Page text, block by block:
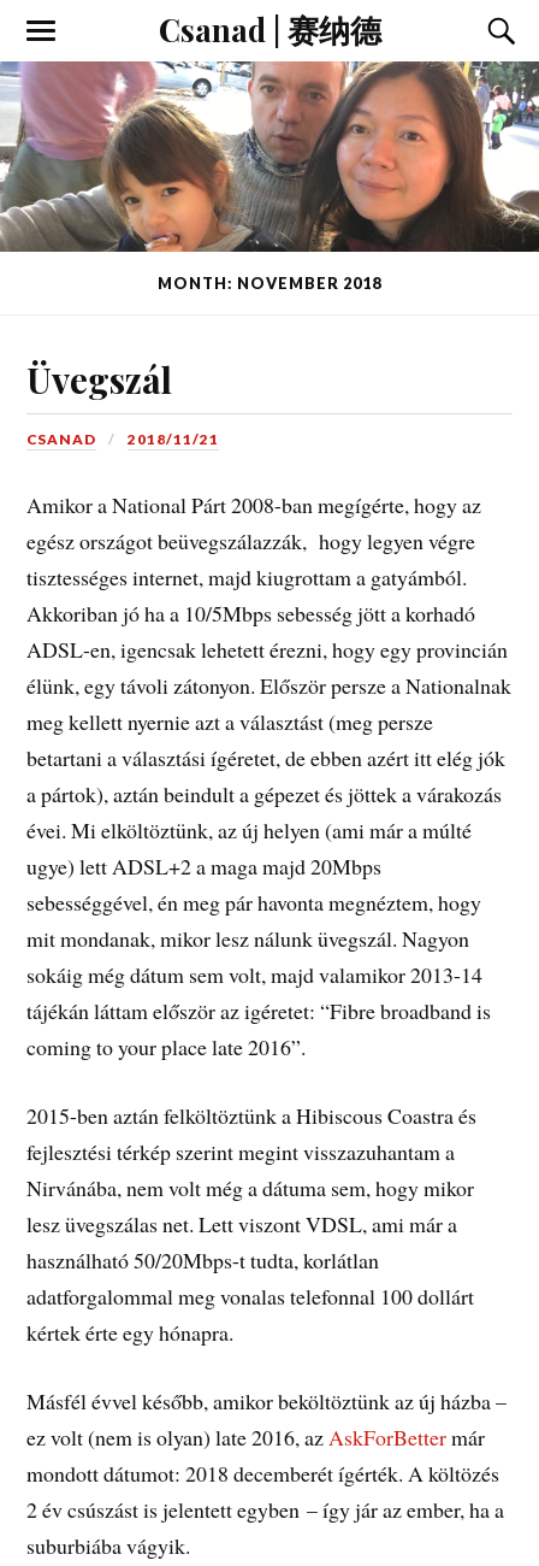
Csanad | 赛纳德
MONTH: NOVEMBER 2018
Üvegszál
CSANAD 2018/11/21
Amikor a National Párt 2008-ban megígérte, hogy az
egész országot beüvegszálazzák, hogy legyen végre
tisztességes internet, majd kiugrottam a gatyámból.
Akkoriban jó ha a 10/5Mbps sebesség jött a korhadó
ADSL-en, igencsak lehetett érezni, hogy egy provincián
élünk, egy távoli zátonyon. Először persze a Nationalnak
meg kellett nyernie azt a választást (meg persze
betartani a választási ígéretet, de ebben azért itt elég jók
a pártok), aztán beindult a gépezet és jöttek a várakozás
évei. Mi elköltöztünk, az új helyen (ami már a múlté
ugye) lett ADSL+2 a maga majd 20Mbps
sebességgével, én meg pár havonta megnéztem, hogy
mit mondanak, mikor lesz nálunk üvegszál. Nagyon
sokáig még dátum sem volt, majd valamikor 2013-14
tájékán láttam először az igéretet: “Fibre broadband is
coming to your place late 2016”.
2015-ben aztán felköltöztünk a Hibiscous Coastra és
fejlesztési térkép szerint megint visszazuhantam a
Nirvánába, nem volt még a dátuma sem, hogy mikor
lesz üvegszálas net. Lett viszont VDSL, ami már a
használható 50/20Mbps-t tudta, korlátlan
adatforgalommal meg vonalas telefonnal 100 dollárt
kértek érte egy hónapra.
Másfél évvel később, amikor beköltöztünk az új házba –
ez volt (nem is olyan) late 2016, az AskForBettermár
mondott dátumot: 2018 decemberét ígérték. A költözés
2 év csúszást is jelentett egyben – így jár az ember, ha a
suburbiába vágyik.